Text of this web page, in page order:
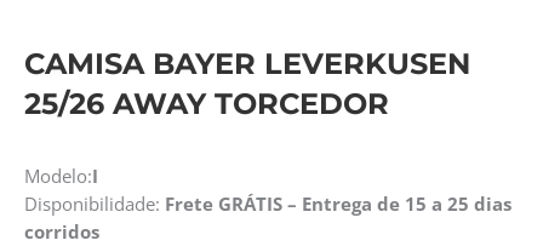
CAMISA BAYER LEVERKUSEN
25/26 AWAY TORCEDOR
Modelo:I
Disponibilidade: Frete GRÁTIS – Entrega de 15 a 25 dias
corridos